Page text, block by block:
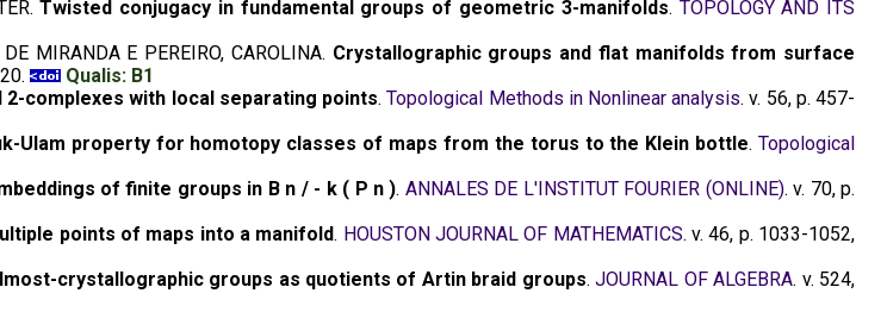
Twisted conjugacy in fundamental groups of geometric 3-manifolds. TOPOLOGY AND ITS
MIRANDA E PEREIRO, CAROLINA. Crystallographic groups and flat manifolds from surface
Qualis: B1
2-complexes with local separating points.Topological Methods in Nonlinear analysis. v. 56, p. 457-
Ulam property for homotopy classes of maps from the torus to the Klein bottle.Topological
of finite groups in B n / - k ( P n ). ANNALES DE L'INSTITUT FOURIER (ONLINE). v. 70, p.
points of maps into a manifold. HOUSTON JOURNAL OF MATHEMATICS. v. 46, p. 1033-1052,
crystallographic groups as quotients of Artin braid groups.JOURNAL OF ALGEBRA. v. 524,